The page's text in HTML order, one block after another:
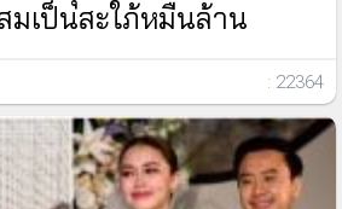
มเป็นสะใภ้หมื่นล้าน
: 22364